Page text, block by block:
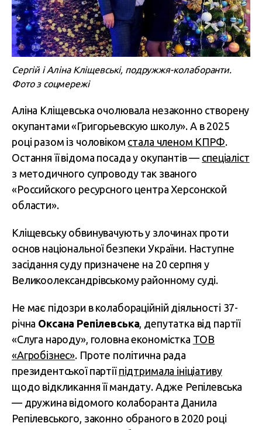
Сергій і Аліна Кліщевські, подружжя-колаборанти.
Фото з соцмережі
Аліна Кліщевська очолювала незаконно створену
окупантами «Григорьевскую школу». А в 2025
році разом із чоловіком стала членом КПРФ.
Остання її відома посада у окупантів — спеціаліст
з методичного супроводу так званого
«Российского ресурсного центра Херсонской
области».
Кліщевську обвинувачують у злочинах проти
основ національної безпеки України. Наступне
засідання суду призначене на 20 серпня у
Великоолександрівському районному суді.
Не має підозри в колабораційній діяльності 37-
річна Оксана Репілевська , депутатка від партії
«Слуга народу», головна економістка ТОВ
«Агробізнес». Проте політична рада
президентської партії підтримала ініціативу
щодо відкликання її мандату. Адже Репілевська
— дружина відомого колаборанта Данила
Репілевського, законно обраного в 2020 році